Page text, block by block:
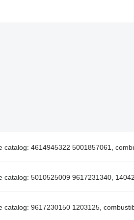
catalog: 4614945322 5001857061,
catalog: 5010525009 9617231340,
catalog: 9617230150 1203125,